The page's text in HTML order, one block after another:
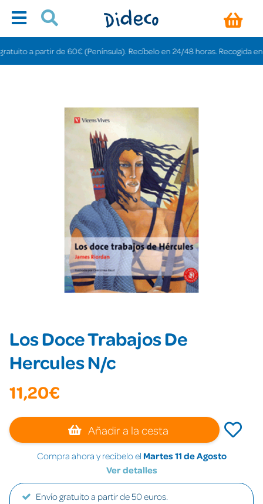
a partir de 60€ (Península). Recíbelo en 24/48 horas. Recogida en
Los Doce Trabajos De
Hercules N/c
11,20€
Añadir a la cesta
Compra ahora y recíbelo el Martes 11 de Agosto
Ver detalles
Envío gratuito a partir de 50 euros.